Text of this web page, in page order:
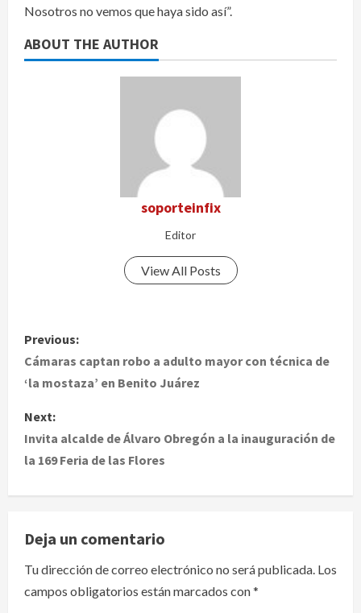
Nosotros no vemos que haya sido así”.
ABOUT THE AUTHOR
soporteinfix
Editor
View All Posts
P
o
t
n
a
v
i
g
Previous:
Cámaras captan robo a adulto mayor con técnica de
‘la mostaza’ en Benito Juárez
Next:
Invita alcalde de Álvaro Obregón a la inauguración de
la 169 Feria de las Flores
Deja un comentario
Tu dirección de correo electrónico no será publicada. Los
campos obligatorios están marcados con*